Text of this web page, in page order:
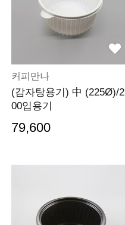
커피만나
(감자탕용기) 中 (225Ø)/2
00입용기
79,600